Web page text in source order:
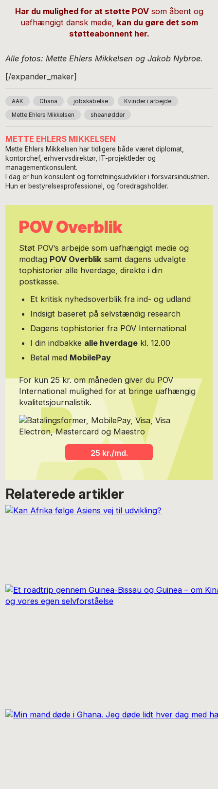
Har du mulighed for at støtte POVsom åbent og
uafhængigt dansk medie, kan du gøre det som
støtteabonnent her.
Alle fotos: Mette Ehlers Mikkelsen og Jakob Nybroe.
[/expander_maker]
AAK Ghana jobskabelse Kvinder i arbejde
Mette Ehlers Mikkelsen sheanødder
METTE EHLERS MIKKELSEN
Mette Ehlers Mikkelsen har tidligere både været diplomat,
kontorchef, erhvervsdirektør, IT-projektleder og
managementkonsulent.
I dag er hun konsulent og forretningsudvikler i forsvarsindustrien.
Hun er bestyrelsesprofessionel, og foredragsholder.
POV Overblik
Støt POV’s arbejde som uafhængigt medie og
modtag POV Overblik samt dagens udvalgte
tophistorier alle hverdage, direkte i din
postkasse.
Et kritisk nyhedsoverblik fra ind- og udland
Indsigt baseret på selvstændig research
Dagens tophistorier fra POV International
I din indbakke alle hverdage kl. 12.00
Betal med MobilePay
For kun 25 kr. om måneden giver du POV
International mulighed for at bringe uafhængig
kvalitetsjournalistik.
25 kr./md.
Relaterede artikler